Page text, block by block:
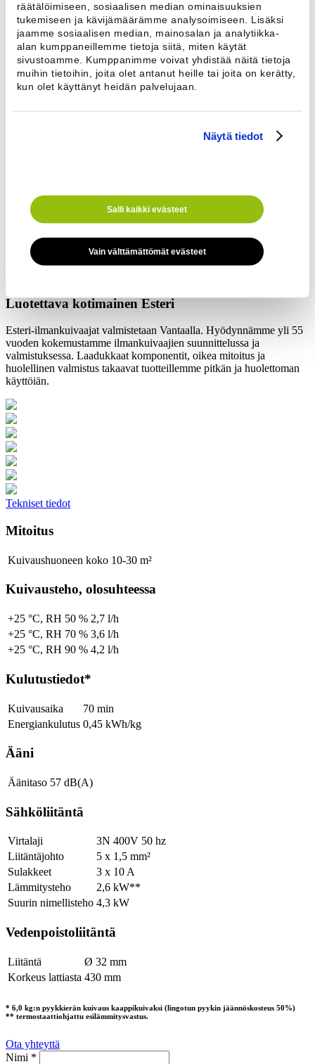
räätälöimiseen, sosiaalisen median ominaisuuksien
tukemiseen ja kävijämäärämme analysoimiseen. Lisäksi
jaamme sosiaalisen median, mainosalan ja analytiikka-
alan kumppaneillemme tietoja siitä, miten käytät
sivustoamme. Kumppanimme voivat yhdistää näitä tietoja
muihin tietoihin, joita olet antanut heille tai joita on kerätty,
kun olet käyttänyt heidän palvelujaan.
Näytä tiedot
Salli kaikki evästeet
Vain välttämättömät evästeet
Investoinneissa säästetään, sillä mikroprosessori muistuttaa koneen
säännöllisestä puhdistamisesta ja siten kone säilyttää
toimintakykynsä pitkään. Neljällä ruuvilla irtoavan etupaneelin
takana olevien patterin ja vedenkeräysaltaan puhdistus käy kätevästi
esim. tiskiharjalla. Vikatilanteen sattuessa näyttöruutuun ilmestyy
häiriökoodi.
Ilmankuivaajan sähköliitäntäpisteet on keskitetty yhteen paikkaan
kansipellin alle. Poistoputken lähtökorkeus on 430 mm. Näin
saatavalla poistopumpulla voidaan kondenssivettä pumpata ylöspäin.
Takuulla parempi
Taloyhtiökäytössä oleville Esteri-ilmankuivaajille myönnetään
kahden vuoden täystakuu ja viiden vuoden rakennetakuu.
Luotettava kotimainen Esteri
Esteri-ilmankuivaajat valmistetaan Vantaalla. Hyödynnämme yli 55
vuoden kokemustamme ilmankuivaajien suunnittelussa ja
valmistuksessa. Laadukkaat komponentit, oikea mitoitus ja
huolellinen valmistus takaavat tuotteillemme pitkän ja huolettoman
käyttöiän.
Tekniset tiedot
Mitoitus
Kuivaushuoneen koko 10-30 m²
Kuivausteho, olosuhteessa
+25 °C, RH 50 % 2,7 l/h
+25 °C, RH 70 % 3,6 l/h
+25 °C, RH 90 % 4,2 l/h
Kulutustiedot*
Kuivausaika
70 min
Energiankulutus 0,45 kWh/kg
Ääni
Äänitaso 57 dB(A)
Sähköliitäntä
Virtalaji
3N 400V 50 hz
Liitäntäjohto
5 x 1,5 mm²
Sulakkeet
3 x 10 A
Lämmitysteho
2,6 kW**
Suurin nimellisteho 4,3 kW
Vedenpoistoliitäntä
Liitäntä
Ø 32 mm
Korkeus lattiasta 430 mm
* 6,0 kg:n pyykkierän kuivaus kaappikuivaksi (lingotun pyykin jäännöskosteus 50%)
** termostaattiohjattu esilämmitysvastus.
Ota yhteyttä
Nimi *